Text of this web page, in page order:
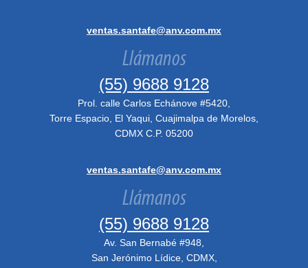
ventas.santafe@anv.com.mx
Llámanos
(55) 9688 9128
Prol. calle Carlos Echánove #5420,
Torre Espacio, El Yaqui, Cuajimalpa de Morelos,
CDMX C.P. 05200
ventas.santafe@anv.com.mx
Llámanos
(55) 9688 9128
Av. San Bernabé #948,
San Jerónimo Lídice, CDMX,